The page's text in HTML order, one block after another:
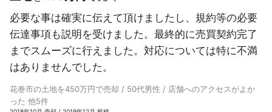
必要な事は確実に伝えて頂けましたし、規約等の必要
伝達事項も説明を受けました。最終的に売買契約完了
までスムーズに行えました。対応については特に不満
はありませんでした。
花巻市の土地を450万円で売却 / 50代男性 / 店舗へのアクセスがよか
った 他5件